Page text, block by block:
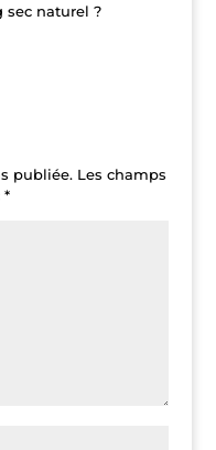
naturel ?
publiée. Les champs
*